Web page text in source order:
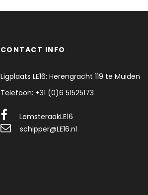
CONTACT INFO
Ligplaats LE16: Herengracht 119 te Muiden
Telefoon: +31 (0)6 51525173
LemsteraakLE16
schipper@LE16.nl